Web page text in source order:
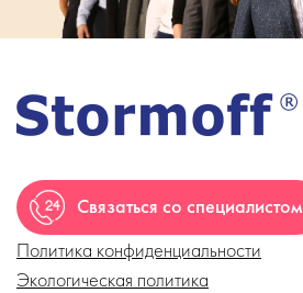
Связаться со специалистом
Политика конфиденциальности
Экологическая политика